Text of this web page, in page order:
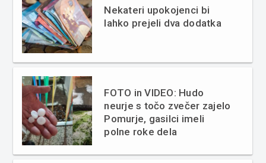
Nekateri upokojenci bi
lahko prejeli dva dodatka
FOTO in VIDEO: Hudo
neurje s točo zvečer zajelo
Pomurje, gasilci imeli
polne roke dela